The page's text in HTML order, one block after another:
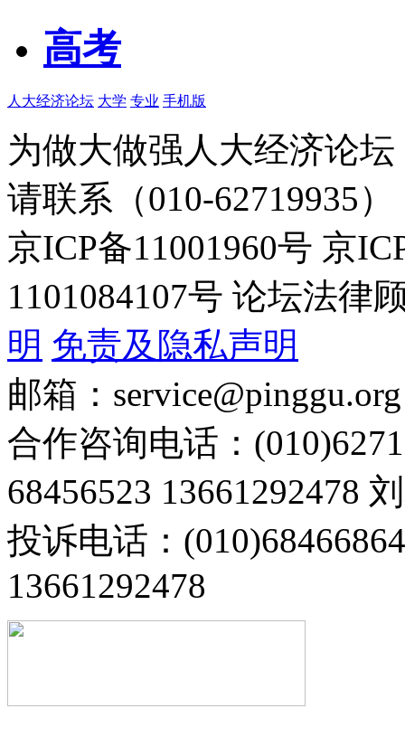
高考
人大经济论坛 大学 专业 手机版
为做大做强人大经济论
请联系（010-62719935）
京ICP备11001960号 京
1101084107号 论坛法律
明 免责及隐私声明
邮箱：service@pinggu.org
合作咨询电话：
68456523 13661292478
投诉电话：
13661292478